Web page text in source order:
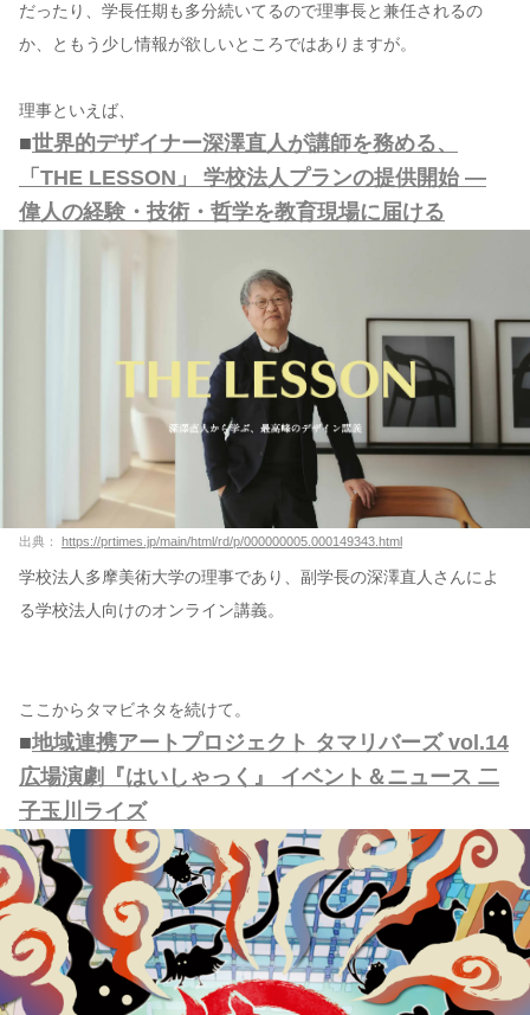
だったり、学長任期も多分続いてるので理事長と兼任されるの
か、ともう少し情報が欲しいところではありますが。
理事といえば、
■世界的デザイナー深澤直人が講師を務める、
「THE LESSON」 学校法人プランの提供開始 —
偉人の経験・技術・哲学を教育現場に届ける
出典： https://prtimes.jp/main/html/rd/p/000000005.000149343.html
学校法人多摩美術大学の理事であり、副学長の深澤直人さんによ
る学校法人向けのオンライン講義。
ここからタマビネタを続けて。
■地域連携アートプロジェクト タマリバーズ vol.14
広場演劇『はいしゃっく』 イベント＆ニュース 二
子玉川ライズ